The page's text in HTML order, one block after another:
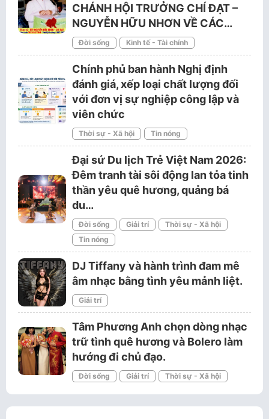
CHÁNH HỘI TRƯỞNG CHÍ ĐẠT –
NGUYỄN HỮU NHƠN VỀ CÁC…
Đời sống Kinh tế - Tài chính
Chính phủ ban hành Nghị định
đánh giá, xếp loại chất lượng đối
với đơn vị sự nghiệp công lập và
viên chức
Thời sự - Xã hội Tin nóng
Đại sứ Du lịch Trẻ Việt Nam 2026:
Đêm tranh tài sôi động lan tỏa tinh
thần yêu quê hương, quảng bá
du…
Đời sống Giải trí
Thời sự - Xã hội
Tin nóng
DJ Tiffany và hành trình đam mê
âm nhạc bằng tình yêu mảnh liệt.
Giải trí
Tâm Phương Anh chọn dòng nhạc
trữ tình quê hương và Bolero làm
hướng đi chủ đạo.
Đời sống Giải trí Thời sự - Xã hội